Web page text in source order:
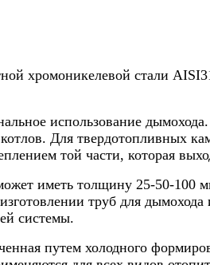
хромоникелевой стали
использование
Для твердотопливных
той части, которая
иметь толщину 25-50-100
труб для дымохода
системы.
путем холодного